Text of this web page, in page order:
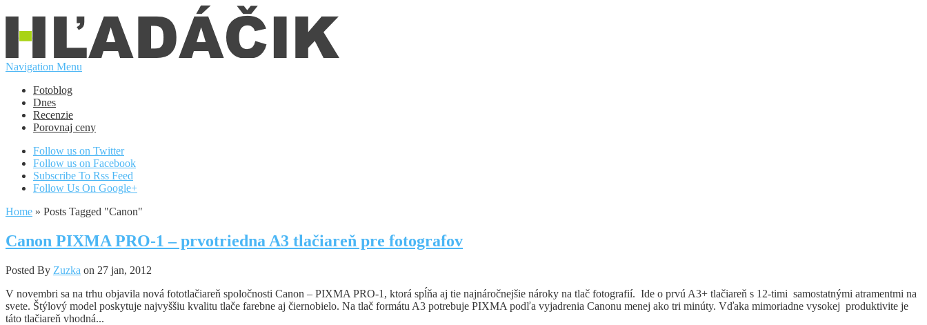
Navigation Menu
Fotoblog
Dnes
Recenzie
Porovnaj ceny
Follow us on Twitter
Follow us on Facebook
Subscribe To Rss Feed
Follow Us On Google+
Home » Posts Tagged "Canon"
Canon PIXMA PRO-1 – prvotriedna A3 tlačiareň pre fotografov
Posted By Zuzka on 27 jan, 2012
V novembri sa na trhu objavila nová fototlačiareň spoločnosti Canon – PIXMA PRO-1, ktorá spĺňa aj tie najnáročnejšie nároky na tlač fotografií. Ide o prvú A3+ tlačiareň s 12-timi samostatnými atramentmi na
svete. Štýlový model poskytuje najvyššiu kvalitu tlače farebne aj čiernobielo. Na tlač formátu A3 potrebuje PIXMA podľa vyjadrenia Canonu menej ako tri minúty. Vďaka mimoriadne vysokej produktivite je
táto tlačiareň vhodná...